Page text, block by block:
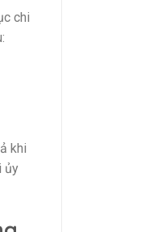
chi
khi
ủy